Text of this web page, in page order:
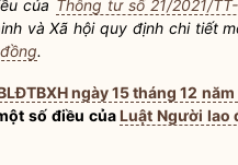
của Thông tư số 21/2021/
và Xã hội quy định chi tiết
.
ngày 15 tháng 12 năm
số điều củaLuật Người lao